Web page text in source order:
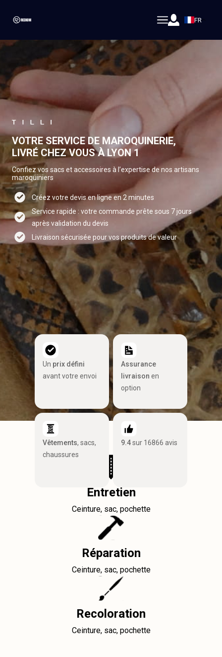
FR
VOTRE SERVICE DE MAROQUINERIE,
LIVRÉ CHEZ VOUS À LYON 1
Confiez vos sacs et accessoires à l’expertise de nos artisans
maroquiniers
Créez votre devis en ligne en 2 minutes
Service rapide : votre commande prête sous 7 jours
après validation du devis
Livraison sécurisée pour vos produits de valeur
Un prix défini
avant votre envoi
Assurance
livraison en
option
Vêtements, sacs,
chaussures
9.4sur 16866 avis
Entretien
Ceinture, sac, pochette
Réparation
Ceinture, sac, pochette
Recoloration
Ceinture, sac, pochette